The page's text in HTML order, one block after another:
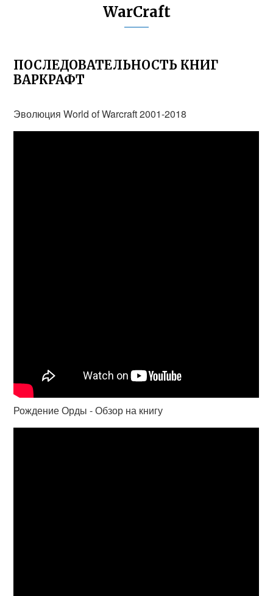
WarCraft
ПОСЛЕДОВАТЕЛЬНОСТЬ КНИГ
ВАРКРАФТ
Эволюция World of Warcraft 2001-2018
Рождение Орды - Обзор на книгу